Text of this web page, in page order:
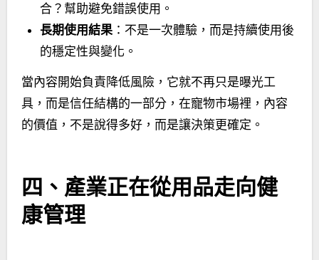
合？幫助避免錯誤使用。
長期使用結果：不是一次體驗，而是持續使用後
的穩定性與變化。
當內容開始負責降低風險，它就不再只是曝光工
具，而是信任結構的一部分，在寵物市場裡，內容
的價值，不是說得多好，而是讓決策更確定。
四、產業正在從用品走向健
康管理